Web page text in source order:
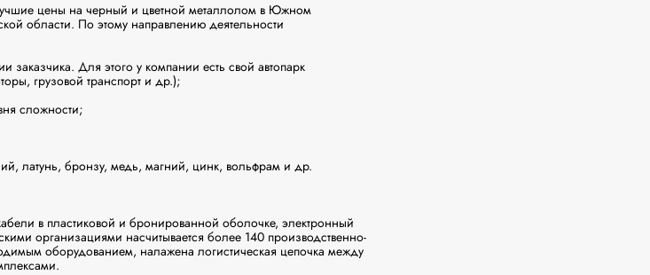
цены на черный и цветной металлолом в Южном
области. По этому направлению деятельности
заказчика. Для этого у компании есть свой автопарк
грузовой транспорт и др.);
сложности;
латунь, бронзу, медь, магний, цинк, вольфрам и др.
в пластиковой и бронированной оболочке, электронный
организациями насчитывается более 140 производственно-
оборудованием, налажена логистическая цепочка между